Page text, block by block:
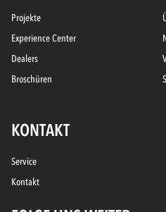
Projekte
Experience Center
Dealers
Broschüren
KONTAKT
Service
Kontakt